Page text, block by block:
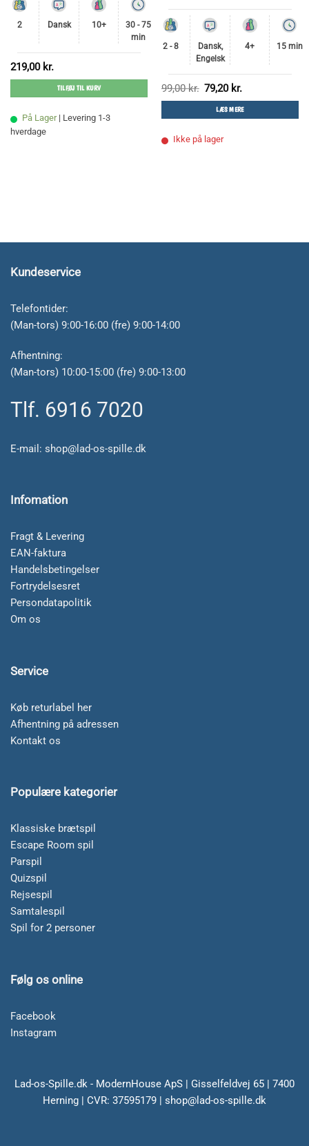
2 Dansk 10+
30 - 75
min
219,00 kr.
TILFØJ TIL KURV
På Lager | Levering 1-3
hverdage
2 - 8
Dansk,
Engelsk
4+ 15 min
99,00kr. Den
oprindelige
pris
var:
99,00 kr..
79,20 kr.
aktuelle
pris
er:
79,20 kr..
LÆS MERE
Ikke på lager
Kundeservice
Telefontider:
(Man-tors) 9:00-16:00 (fre) 9:00-14:00
Afhentning:
(Man-tors) 10:00-15:00 (fre) 9:00-13:00
Tlf. 6916 7020
E-mail: shop@lad-os-spille.dk
Infomation
Fragt & Levering
EAN-faktura
Handelsbetingelser
Fortrydelsesret
Persondatapolitik
Om os
Service
Køb returlabel her
Afhentning på adressen
Kontakt os
Populære kategorier
Klassiske brætspil
Escape Room spil
Parspil
Quizspil
Rejsespil
Samtalespil
Spil for 2 personer
Følg os online
Facebook
Instagram
Lad-os-Spille.dk - ModernHouse ApS | Gisselfeldvej 65 | 7400
Herning | CVR: 37595179 | shop@lad-os-spille.dk